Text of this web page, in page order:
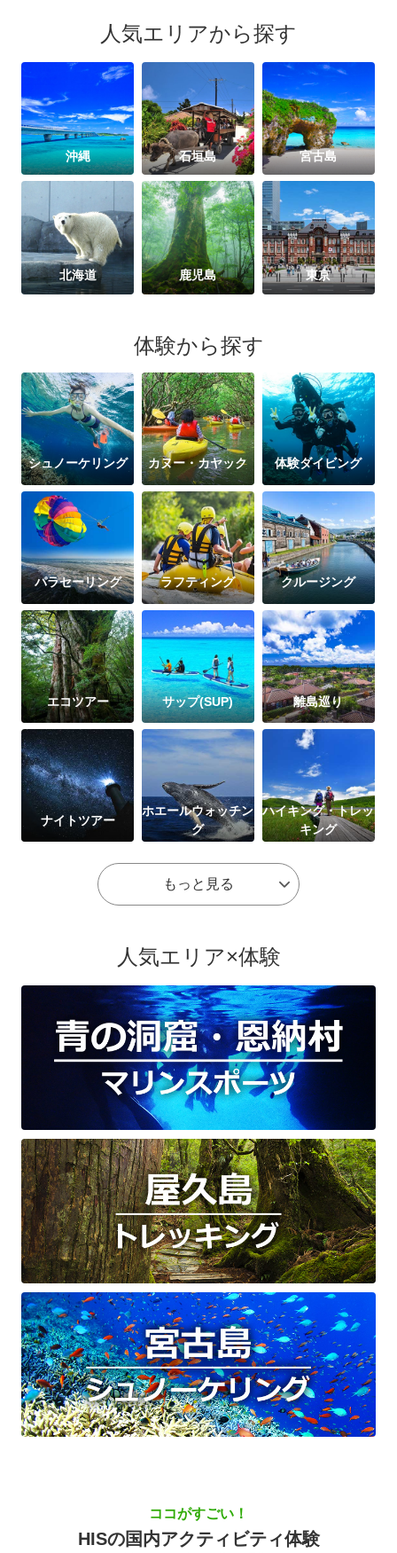
人気エリアから探す
沖縄 石垣島 宮古島
北海道 鹿児島 東京
体験から探す
シュノーケリング カヌー・カヤック 体験ダイビング
パラセーリング ラフティング クルージング
エコツアー サップ(SUP) 離島巡り
ナイトツアー
ホエールウォッチン
グ
ハイキング・トレッ
キング
もっと見る
人気エリア×体験
ココがすごい！
HISの国内アクティビティ体験